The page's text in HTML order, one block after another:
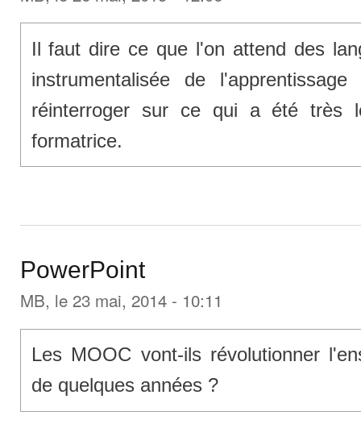
Il faut dire ce que l'on attend des
instrumentalisée de
réinterroger sur ce qui a été très
formatrice.
PowerPoint
MB, le 23 mai, 2014 - 10:11
Les MOOC vont-ils révolutionner
de quelques années ?